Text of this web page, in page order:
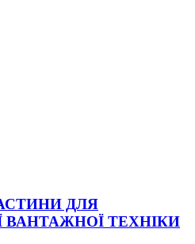
ДЛЯ
ВАНТАЖНОЇ ТЕХНІКИ